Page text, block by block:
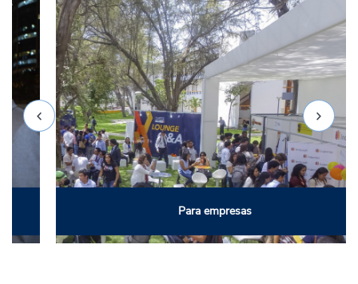
Para empresas